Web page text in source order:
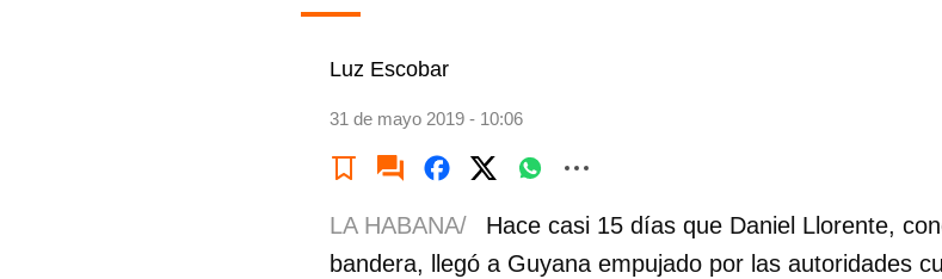
Luz Escobar
31 de mayo 2019 - 10:06
LA HABANA/
Hace casi 15 días que Daniel Llorente,
bandera, llegó a Guyana empujado por las autoridades